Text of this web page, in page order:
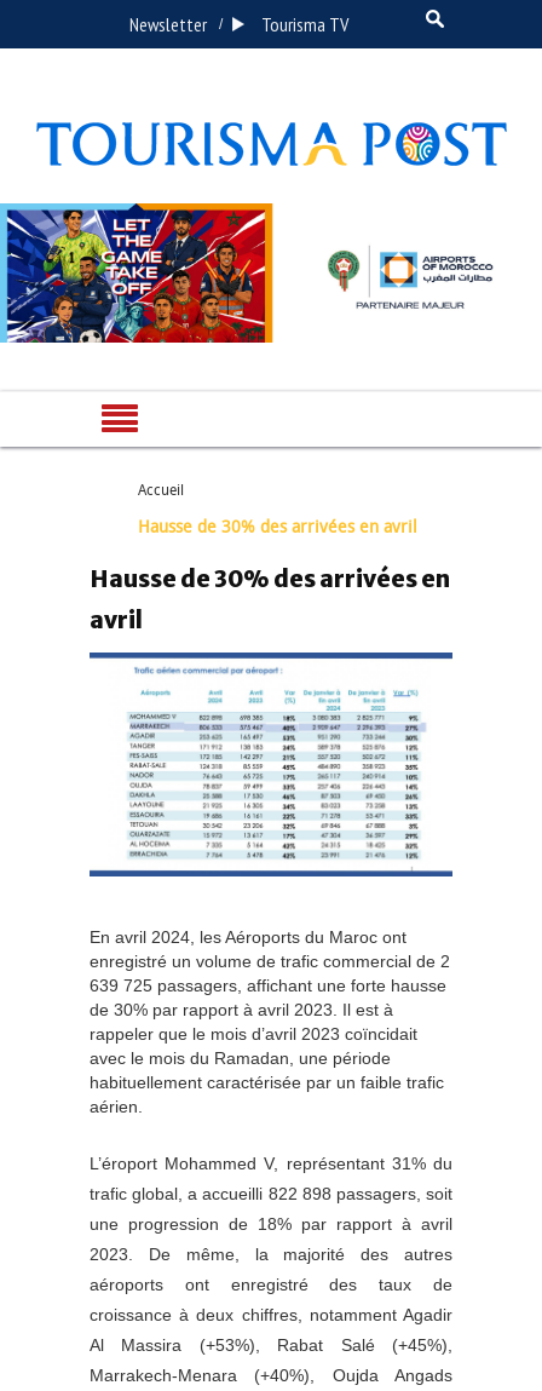
Newsletter / Tourisma TV
Accueil
Hausse de 30% des arrivées en avril
Hausse de 30% des arrivées en
avril
En avril 2024, les Aéroports du Maroc ont
enregistré un volume de trafic commercial de 2
639 725 passagers, affichant une forte hausse
de 30% par rapport à avril 2023. Il est à
rappeler que le mois d’avril 2023 coïncidait
avec le mois du Ramadan, une période
habituellement caractérisée par un faible trafic
aérien.
L’éroport Mohammed V, représentant 31% du
trafic global, a accueilli 822 898 passagers, soit
une progression de 18% par rapport à avril
2023. De même, la majorité des autres
aéroports ont enregistré des taux de
croissance à deux chiffres, notamment Agadir
Al Massira (+53%), Rabat Salé (+45%),
Marrakech-Menara (+40%), Oujda Angads